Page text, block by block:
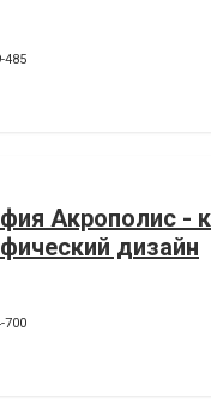
485
Акрополис -
дизайн
700